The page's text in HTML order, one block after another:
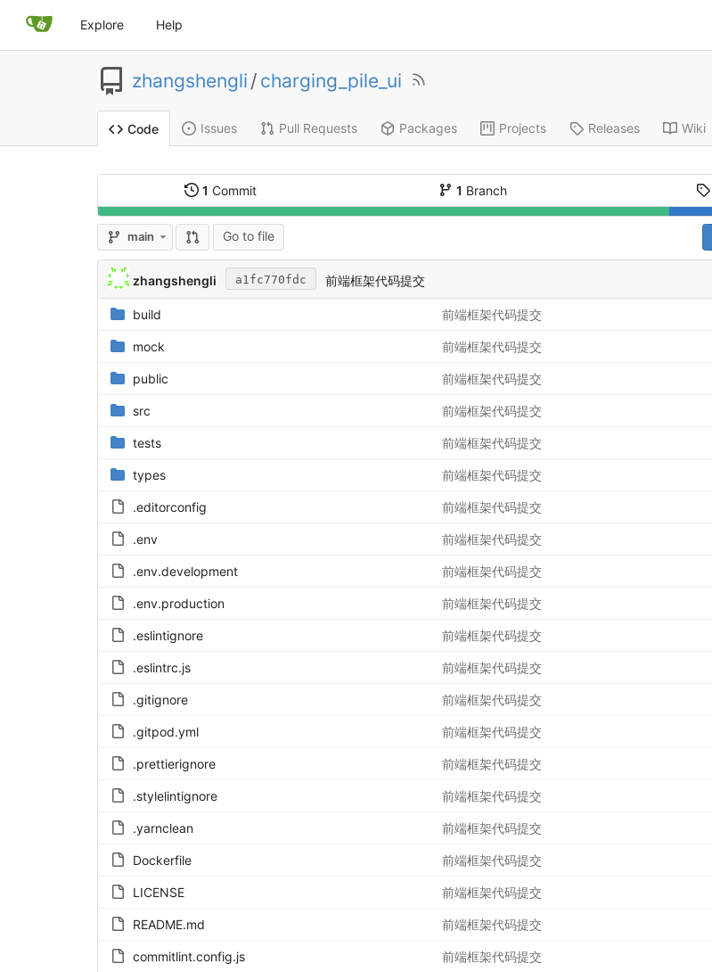
Explore Help
zhangshengli / charging_pile_ui
Code Issues Pull Requests Packages Projects Releases Wiki
1 Commit 1 Branch
main Go to file
zhangshengli a1fc770fdc 前端框架代码提交
build 前端框架代码提交
mock 前端框架代码提交
public 前端框架代码提交
src 前端框架代码提交
tests 前端框架代码提交
types 前端框架代码提交
.editorconfig 前端框架代码提交
.env 前端框架代码提交
.env.development 前端框架代码提交
.env.production 前端框架代码提交
.eslintignore 前端框架代码提交
.eslintrc.js 前端框架代码提交
.gitignore 前端框架代码提交
.gitpod.yml 前端框架代码提交
.prettierignore 前端框架代码提交
.stylelintignore 前端框架代码提交
.yarnclean 前端框架代码提交
Dockerfile 前端框架代码提交
LICENSE 前端框架代码提交
README.md 前端框架代码提交
commitlint.config.js 前端框架代码提交